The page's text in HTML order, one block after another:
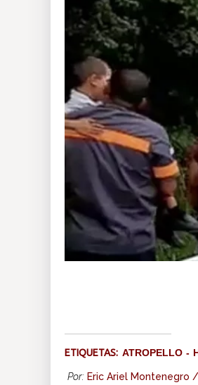
ETIQUETAS: ATROPELLO
Por: Eric Ariel Montenegro